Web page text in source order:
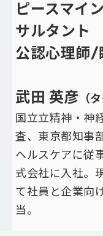
ピースマイ
サルタント
公認心理師/
武田 英彦 （
国立立精神・神
査、東京都知事
ヘルスケアに従
式会社に入社。
て社員と企業向
当。